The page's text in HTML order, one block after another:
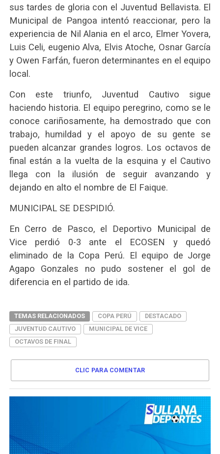
sus tardes de gloria con el Juventud Bellavista. El
Municipal de Pangoa intentó reaccionar, pero la
experiencia de Nil Alania en el arco, Elmer Yovera,
Luis Celi, eugenio Alva, Elvis Atoche, Osnar García
y Owen Farfán, fueron determinantes en el equipo
local.
Con este triunfo, Juventud Cautivo sigue
haciendo historia. El equipo peregrino, como se le
conoce cariñosamente, ha demostrado que con
trabajo, humildad y el apoyo de su gente se
pueden alcanzar grandes logros. Los octavos de
final están a la vuelta de la esquina y el Cautivo
llega con la ilusión de seguir avanzando y
dejando en alto el nombre de El Faique.
MUNICIPAL SE DESPIDIÓ.
En Cerro de Pasco, el Deportivo Municipal de
Vice perdió 0-3 ante el ECOSEN y quedó
eliminado de la Copa Perú. El equipo de Jorge
Agapo Gonzales no pudo sostener el gol de
diferencia en el partido de ida.
TEMAS RELACIONADOS COPA PERÚ
DESTACADO
JUVENTUD CAUTIVO
MUNICIPAL DE VICE
OCTAVOS DE FINAL
CLIC PARA COMENTAR